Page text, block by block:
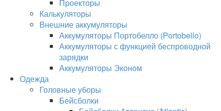
Проекторы
Калькуляторы
Внешние аккумуляторы
Аккумуляторы Портобелло (Portobello)
Аккумуляторы с функцией беспроводной
зарядки
Аккумуляторы Эконом
Одежда
Головные уборы
Бейсболки